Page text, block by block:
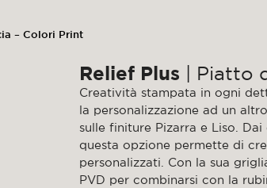
– Colori Print
Relief Plus | Piatto
Creatività stampata in ogni
la personalizzazione ad un
sulle finiture Pizarra e Liso.
questa opzione permette di
personalizzati. Con la sua
PVD per combinarsi con la